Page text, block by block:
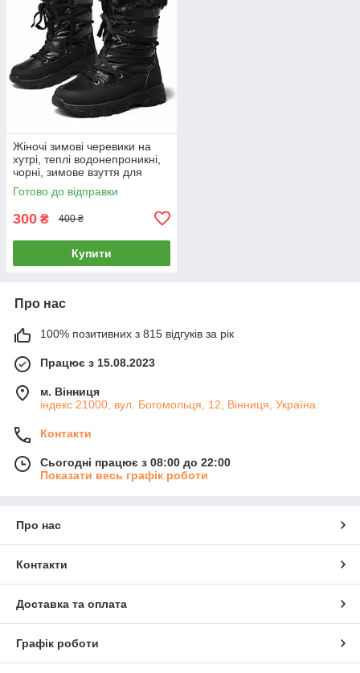
Жіночі зимові черевики на
хутрі, теплі водонепроникні,
чорні, зимове взуття для
жінок, 36 р.
Готово до відправки
300 ₴ 400 ₴
Купити
Про нас
100% позитивних з 815 відгуків за рік
Працює з 15.08.2023
м. Вінниця
індекс 21000, вул. Богомольця, 12, Вінниця, Україна
Контакти
Сьогодні працює з 08:00 до 22:00
Показати весь графік роботи
Про нас
Контакти
Доставка та оплата
Графік роботи